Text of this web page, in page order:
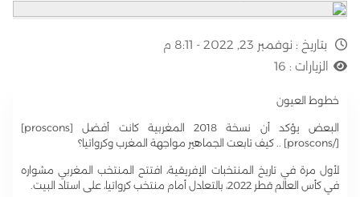
بتاريخ : نوفمبر 23, 2022 - 8:11 م
الزيارات : 16
خطوط العيون
البعض يؤكد أن نسخة 2018 المغربية كانت أفضل [proscons]
[/proscons] .. كيف تابعت الجماهير مواجهة المغرب وكرواتيا؟
لأول مرة في تاريخ المنتخبات الإفريقية، افتتح المنتخب المغربي مشواره
في كأس العالم قطر 2022، بالتعادل أمام منتخب كرواتيا، على استاد البيت.